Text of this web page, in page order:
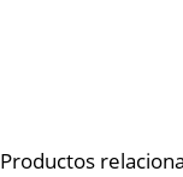
Productos